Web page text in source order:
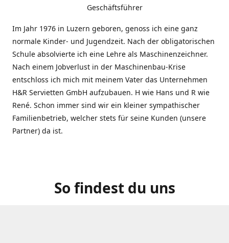
Geschäftsführer
Im Jahr 1976 in Luzern geboren, genoss ich eine ganz
normale Kinder- und Jugendzeit. Nach der obligatorischen
Schule absolvierte ich eine Lehre als Maschinenzeichner.
Nach einem Jobverlust in der Maschinenbau-Krise
entschloss ich mich mit meinem Vater das Unternehmen
H&R Servietten GmbH aufzubauen. H wie Hans und R wie
René. Schon immer sind wir ein kleiner sympathischer
Familienbetrieb, welcher stets für seine Kunden (unsere
Partner) da ist.
So findest du uns